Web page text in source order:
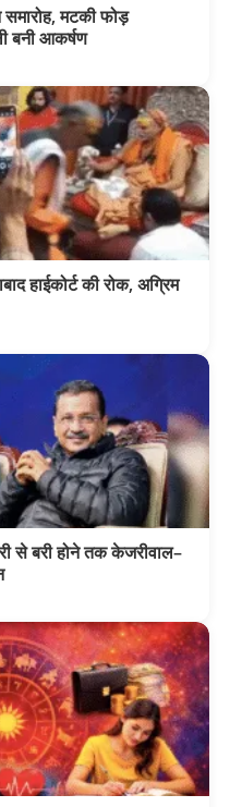
समारोह, मटकी फोड़
बनी आकर्षण
हाईकोर्ट की रोक, अग्रिम
से बरी होने तक केजरीवाल–